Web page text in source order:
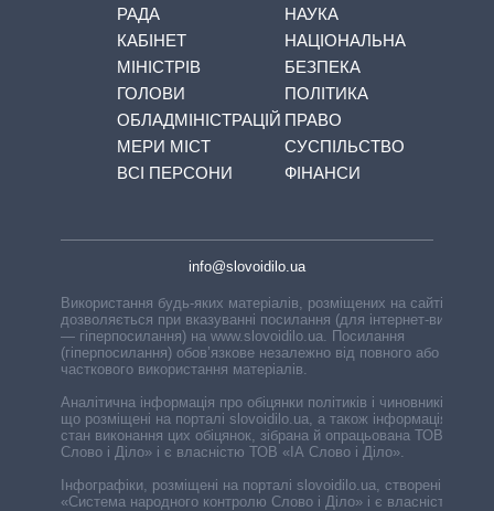
РАДА
КАБІНЕТ
МІНІСТРІВ
ГОЛОВИ
ОБЛАДМІНІСТРАЦІЙ
МЕРИ МІСТ
ВСІ ПЕРСОНИ
НАУКА
НАЦІОНАЛЬНА
БЕЗПЕКА
ПОЛІТИКА
ПРАВО
СУСПІЛЬСТВО
ФІНАНСИ
info@slovoidilo.ua
Використання будь-яких матеріалів, розміщених на сайті,
дозволяється при вказуванні посилання (для інтернет-видань
— гіперпосилання) на www.slovoidilo.ua. Посилання
(гіперпосилання) обов’язкове незалежно від повного або
часткового використання матеріалів.
Аналітична інформація про обіцянки політиків і чиновників,
що розміщені на порталі slovoidilo.ua, а також інформація про
стан виконання цих обіцянок, зібрана й опрацьована ТОВ «ІА
Слово і Діло» і є власністю ТОВ «ІА Слово і Діло».
Інфографіки, розміщені на порталі slovoidilo.ua, створені ГО
«Система народного контролю Слово і Діло» і є власністю